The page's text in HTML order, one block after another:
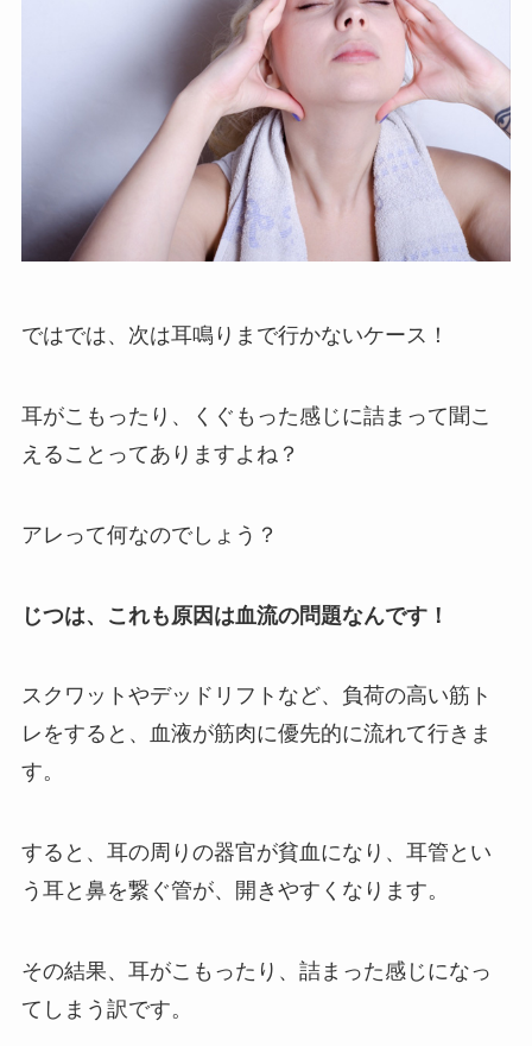
ではでは、次は耳鳴りまで行かないケース！
耳がこもったり、くぐもった感じに詰まって聞こ
えることってありますよね？
アレって何なのでしょう？
じつは、これも原因は血流の問題なんです！
スクワットやデッドリフトなど、負荷の高い筋ト
レをすると、血液が筋肉に優先的に流れて行きま
す。
すると、耳の周りの器官が貧血になり、耳管とい
う耳と鼻を繋ぐ管が、開きやすくなります。
その結果、耳がこもったり、詰まった感じになっ
てしまう訳です。